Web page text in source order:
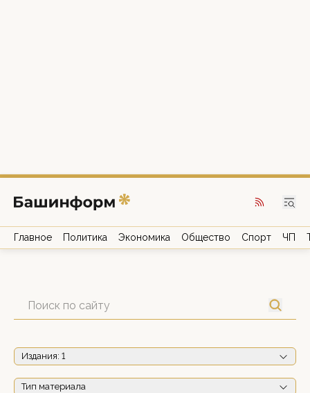
Главное Политика Экономика Общество Спорт ЧП
Издания: 1
Тип материала